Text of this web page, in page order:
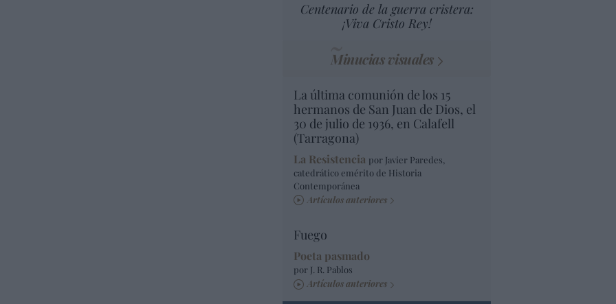
Centenario de la guerra cristera:
¡Viva Cristo Rey!
Minucias visuales
La última comunión de los 15
hermanos de San Juan de Dios, el
30 de julio de 1936, en Calafell
(Tarragona)
La Resistencia por Javier Paredes,
catedrático emérito de Historia
Contemporánea
Artículos anteriores
Fuego
Poeta pasmado
por J. R. Pablos
Artículos anteriores